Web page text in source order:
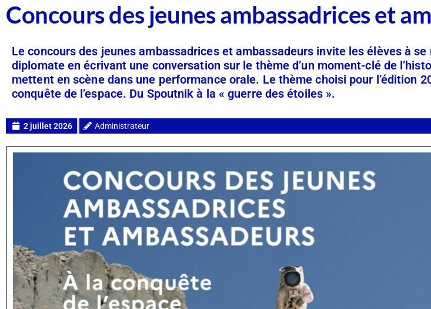
Concours des jeunes ambassadrices et
Le concours des jeunes ambassadrices et ambassadeurs invite les élèves à se
diplomate en écrivant une conversation sur le thème d’un moment-clé de
mettent en scène dans une performance orale. Le thème choisi pour l’édition
conquête de l’espace. Du Spoutnik à la « guerre des étoiles ».
2 juillet 2026 Administrateur